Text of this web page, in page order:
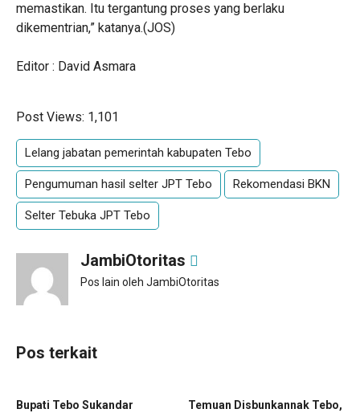
memastikan. Itu tergantung proses yang berlaku
dikementrian,” katanya.(JOS)
Editor : David Asmara
Post Views: 1,101
Lelang jabatan pemerintah kabupaten Tebo
Pengumuman hasil selter JPT Tebo Rekomendasi BKN
Selter Tebuka JPT Tebo
JambiOtoritas
Pos lain oleh JambiOtoritas
Pos terkait
Bupati Tebo Sukandar
Temuan Disbunkannak Tebo,